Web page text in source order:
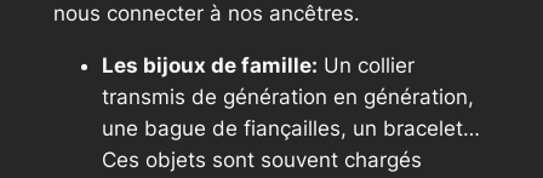
nous connecter à nos ancêtres.
Les bijoux de famille: Un collier
transmis de génération en génération,
une bague de fiançailles, un bracelet…
Ces objets sont souvent chargés